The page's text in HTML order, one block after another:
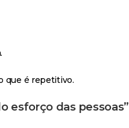
que é repetitivo.
esforço das pessoas”